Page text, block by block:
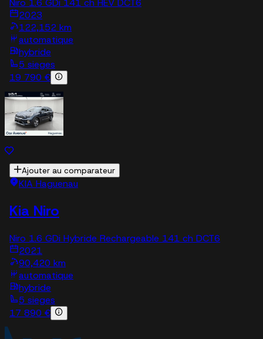
Niro 1.6 GDi 141 ch HEV DCT6
2023
122,152 km
automatique
hybride
5 sieges
19 790 €
Ajouter au comparateur
KIA Haguenau
Kia Niro
Niro 1.6 GDi Hybride Rechargeable 141 ch DCT6
2021
90,420 km
automatique
hybride
5 sieges
17 890 €